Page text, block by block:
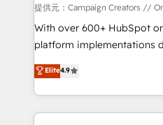
guided implementation
the CRM platform into your
you like support in
to your needs and sales
certifications, we are part
提供元：Campaign Creators //
With over 600+ HubSpot
platform implementations
Elite Solutions Partner for
migrate, replatform, and
in high-impact CRM and
onboarding from platforms
Elite4.9